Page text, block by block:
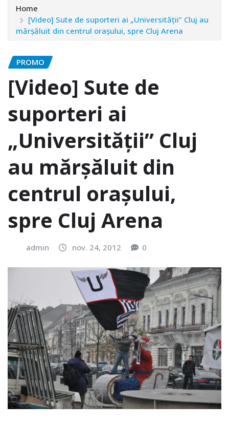
Home
[Video] Sute de suporteri ai „Universității” Cluj au
mărșăluit din centrul orașului, spre Cluj Arena
PROMO
[Video] Sute de
suporteri ai
„Universității” Cluj
au mărșăluit din
centrul orașului,
spre Cluj Arena
admin nov. 24, 2012 0